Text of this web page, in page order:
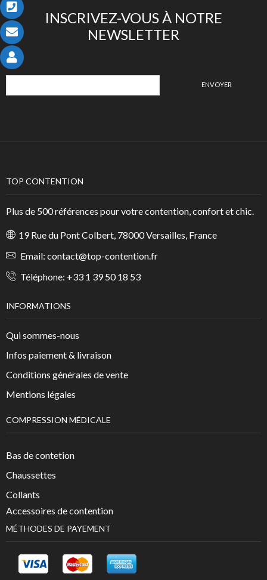
INSCRIVEZ-VOUS À NOTRE
NEWSLETTER
TOP CONTENTION
Plus de 500 références pour votre contention, confort et chic.
19 Rue du Pont Colbert, 78000 Versailles, France
Email: contact@top-contention.fr
Téléphone: +33 1 39 50 18 53
INFORMATIONS
Qui sommes-nous
Infos paiement & livraison
Conditions générales de vente
Mentions légales
COMPRESSION MÉDICALE
Bas de contetion
Chaussettes
Collants
Accessoires de contention
MÉTHODES DE PAYEMENT